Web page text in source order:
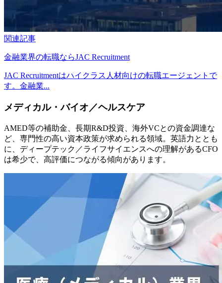
関連記事
金融業界の転職ならJAC Recruitment
JAC Recruitmentはハイクラス人材向けの転職エージェントで
す。金融業...
メディカル・バイオ／ヘルスケア
AMED等の補助金、長期R&D投資、海外VCとの資金調達な
ど、専門性の高い資本政策が求められる領域。英語力ととも
に、ディープテック／ライフサイエンスへの理解があるCFO
は希少で、高評価につながる傾向があります。